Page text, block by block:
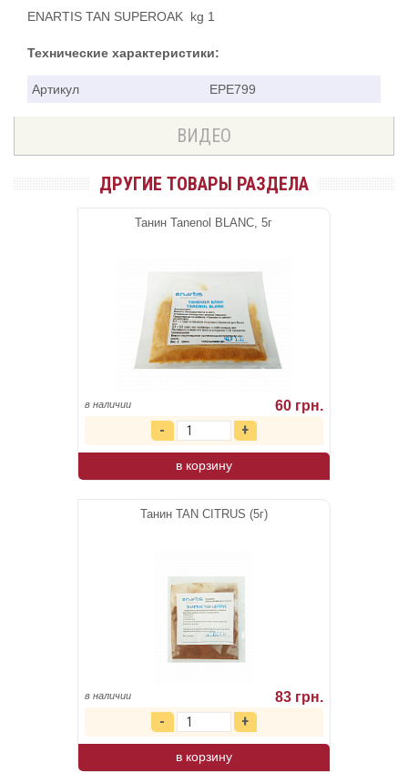
ENARTIS TAN SUPEROAK kg 1
Технические характеристики:
Артикул EPE799
ВИДЕО
ДРУГИЕ ТОВАРЫ РАЗДЕЛА
Танин Tanenol BLANC, 5г
в наличии 60 грн.
в корзину
Танин TAN CITRUS (5г)
в наличии 83 грн.
в корзину